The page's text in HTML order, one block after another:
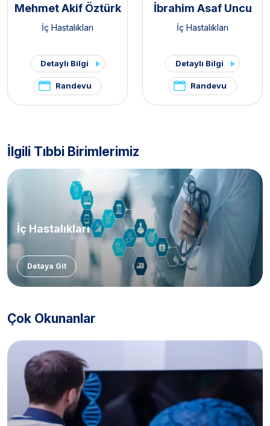
Mehmet Akif Öztürk
İç Hastalıkları
Detaylı Bilgi
Randevu
İbrahim Asaf Uncu
İç Hastalıkları
Detaylı Bilgi
Randevu
İlgili Tıbbi Birimlerimiz
İç Hastalıkları
Detaya Git
Çok Okunanlar